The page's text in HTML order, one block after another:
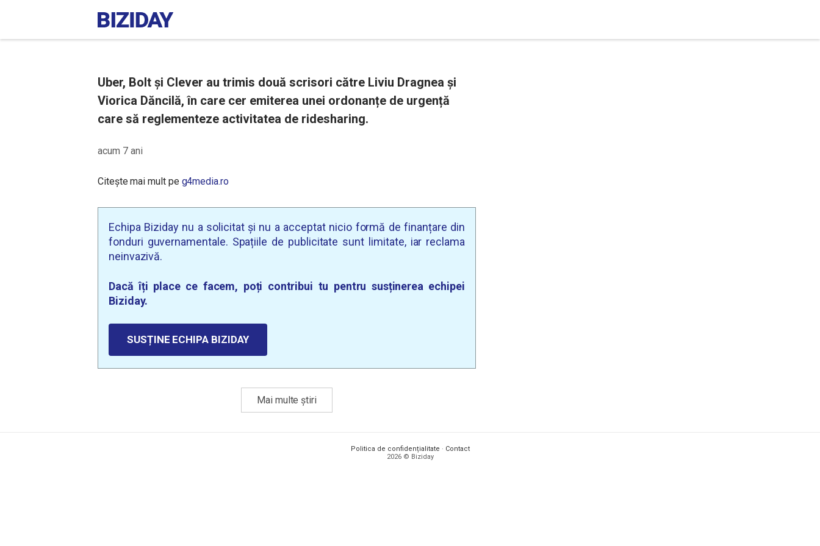
Uber, Bolt și Clever au trimis două scrisori către Liviu Dragnea și
Viorica Dăncilă, în care cer emiterea unei ordonanțe de urgență
care să reglementeze activitatea de ridesharing.
acum 7 ani
Citește mai mult pe g4media.ro
Echipa Biziday nu a solicitat și nu a acceptat nicio formă de finanțare din
fonduri guvernamentale. Spațiile de publicitate sunt limitate, iar reclama
neinvazivă.
Dacă îți place ce facem, poți contribui tu pentru susținerea echipei
Biziday.
SUSȚINE ECHIPA BIZIDAY
Mai multe știri
Politica de confidențialitate · Contact
2026 © Biziday